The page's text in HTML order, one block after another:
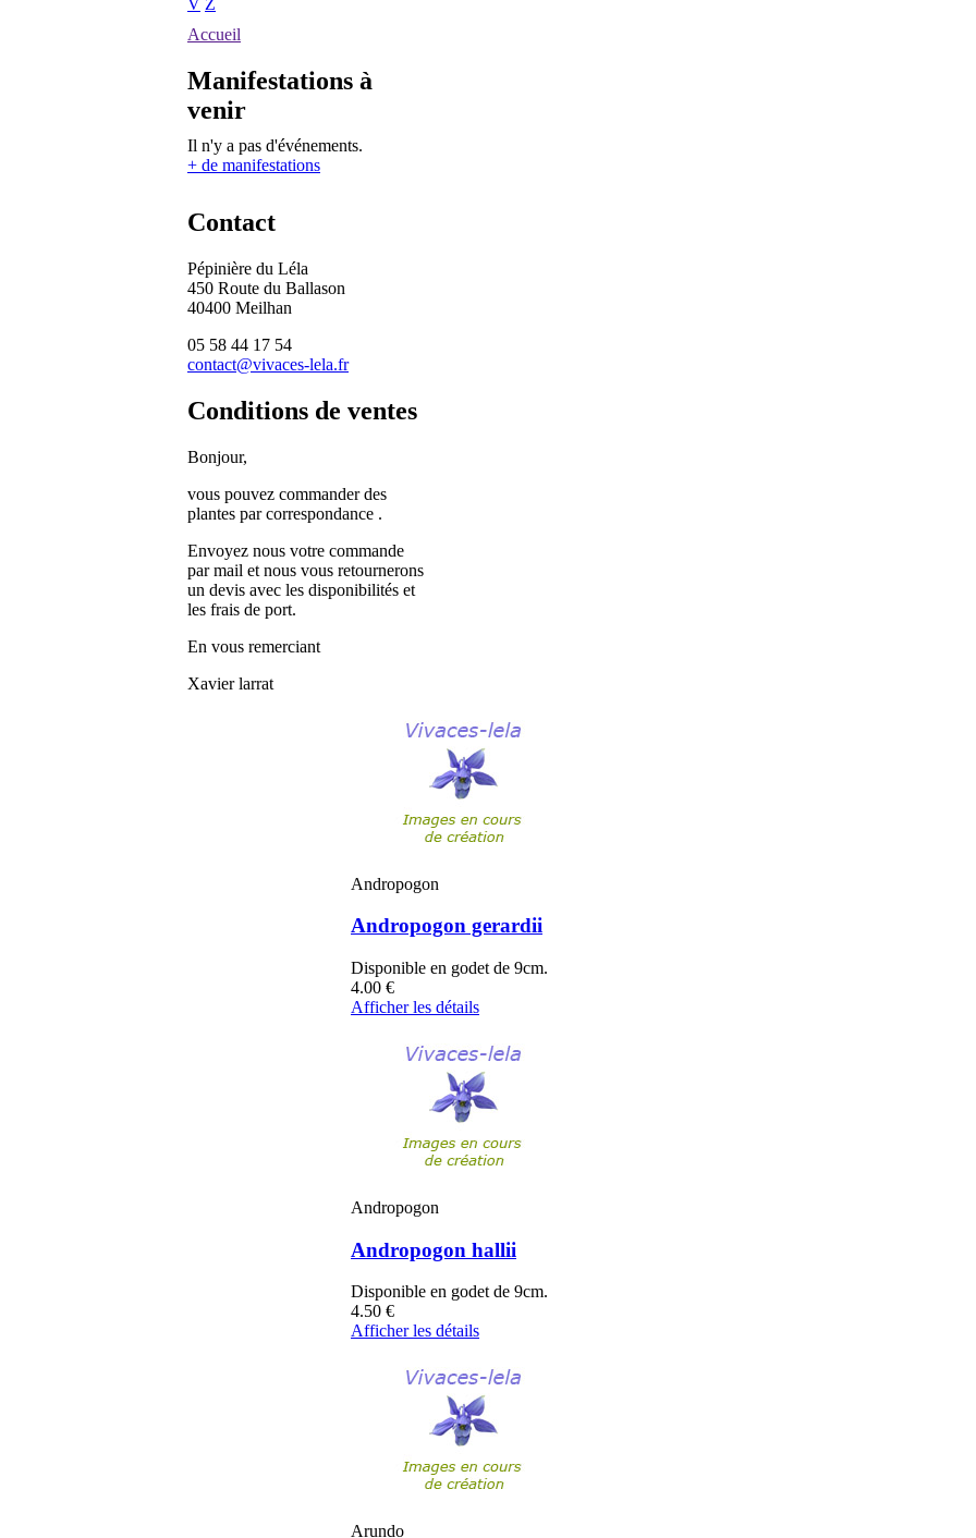
V Z
Accueil
Manifestations à
venir
Il n'y a pas d'événements.
+ de manifestations
Contact
Pépinière du Léla
450 Route du Ballason
40400 Meilhan
05 58 44 17 54
contact@vivaces-lela.fr
Conditions de ventes
Bonjour,
vous pouvez commander des
plantes par correspondance .
Envoyez nous votre commande
par mail et nous vous retournerons
un devis avec les disponibilités et
les frais de port.
En vous remerciant
Xavier larrat
Andropogon
Andropogon gerardii
Disponible en godet de 9cm.
4.00 €
Afficher les détails
Andropogon
Andropogon hallii
Disponible en godet de 9cm.
4.50 €
Afficher les détails
Arundo